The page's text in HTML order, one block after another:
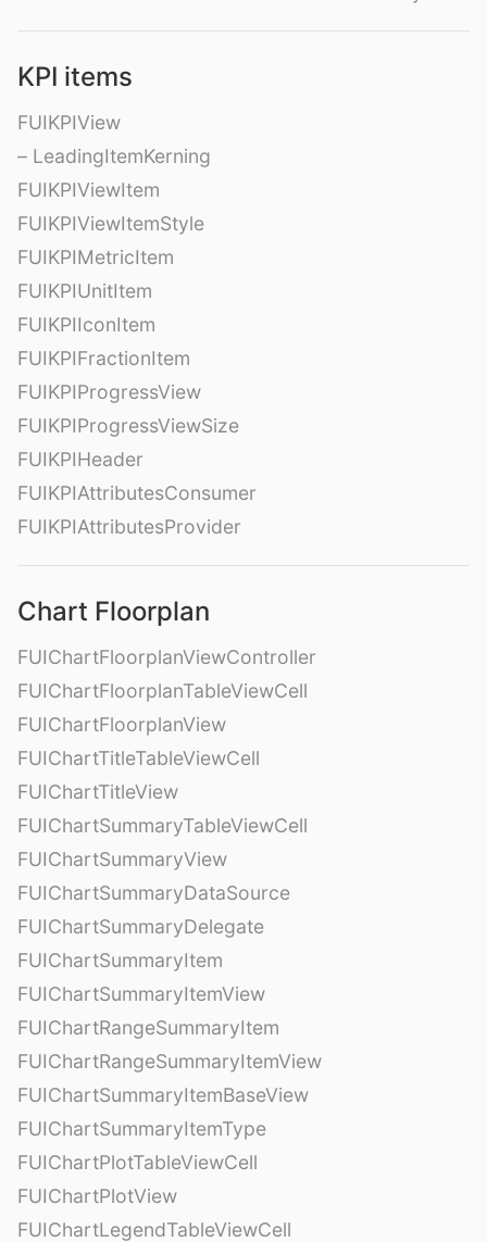
KPI items
FUIKPIView
– LeadingItemKerning
FUIKPIViewItem
FUIKPIViewItemStyle
FUIKPIMetricItem
FUIKPIUnitItem
FUIKPIIconItem
FUIKPIFractionItem
FUIKPIProgressView
FUIKPIProgressViewSize
FUIKPIHeader
FUIKPIAttributesConsumer
FUIKPIAttributesProvider
Chart Floorplan
FUIChartFloorplanViewController
FUIChartFloorplanTableViewCell
FUIChartFloorplanView
FUIChartTitleTableViewCell
FUIChartTitleView
FUIChartSummaryTableViewCell
FUIChartSummaryView
FUIChartSummaryDataSource
FUIChartSummaryDelegate
FUIChartSummaryItem
FUIChartSummaryItemView
FUIChartRangeSummaryItem
FUIChartRangeSummaryItemView
FUIChartSummaryItemBaseView
FUIChartSummaryItemType
FUIChartPlotTableViewCell
FUIChartPlotView
FUIChartLegendTableViewCell